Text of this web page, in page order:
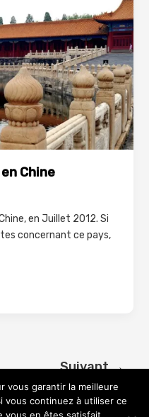
Chine
en Juillet 2012. Si
concernant ce pays,
Suivant→
vous garantir la meilleure
vous continuez à utiliser ce